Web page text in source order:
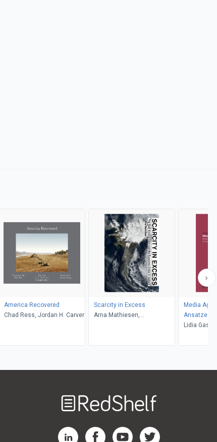
America Recovered
Chad Ress, Jordan H. Carver
Scarcity in Excess
Arna Mathiesen,
Media
Ansatze
Architektur
Lidia
RedShelf LinkedIn Page
RedShelf Facebook Page
RedShelf YouTube Page
RedShelf Twitter